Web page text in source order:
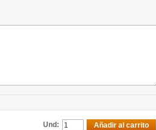
Und: Añadir al carrito